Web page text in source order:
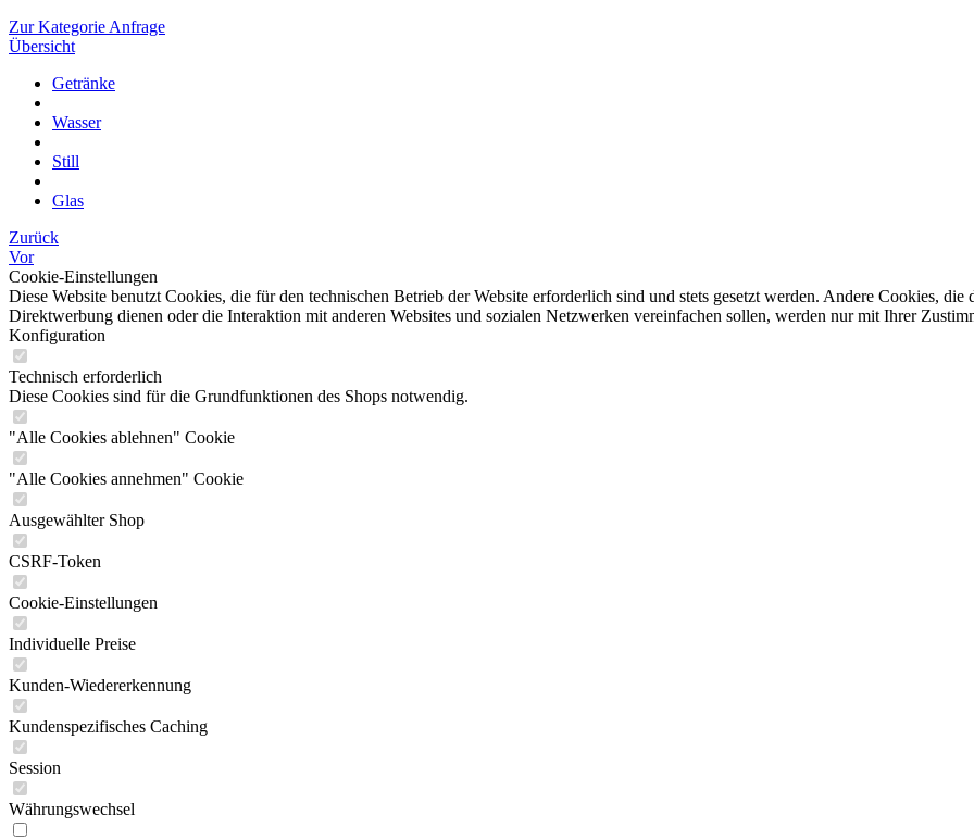
Zur Kategorie Anfrage
Übersicht
Getränke
Wasser
Still
Glas
Zurück
Vor
Cookie-Einstellungen
Diese Website benutzt Cookies, die für den technischen Betrieb der Website erforderlich sind und stets gesetzt werden. Andere Cookies,
Direktwerbung dienen oder die Interaktion mit anderen Websites und sozialen Netzwerken vereinfachen sollen, werden nur mit Ihrer
Konfiguration
Technisch erforderlich
Diese Cookies sind für die Grundfunktionen des Shops notwendig.
"Alle Cookies ablehnen" Cookie
"Alle Cookies annehmen" Cookie
Ausgewählter Shop
CSRF-Token
Cookie-Einstellungen
Individuelle Preise
Kunden-Wiedererkennung
Kundenspezifisches Caching
Session
Währungswechsel